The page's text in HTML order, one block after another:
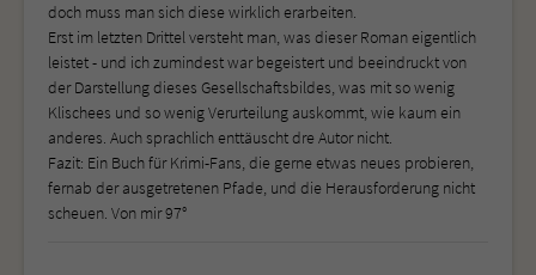
doch muss man sich diese wirklich erarbeiten.
Erst im letzten Drittel versteht man, was dieser Roman eigentlich
leistet - und ich zumindest war begeistert und beeindruckt von
der Darstellung dieses Gesellschaftsbildes, was mit so wenig
Klischees und so wenig Verurteilung auskommt, wie kaum ein
anderes. Auch sprachlich enttäuscht dre Autor nicht.
Fazit: Ein Buch für Krimi-Fans, die gerne etwas neues probieren,
fernab der ausgetretenen Pfade, und die Herausforderung nicht
scheuen. Von mir 97°